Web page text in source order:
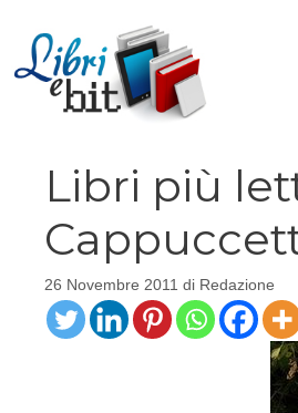
contenuto
Libri più
26 Novembre 2011 di Redazione